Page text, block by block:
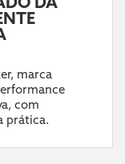
marca
com
prática.